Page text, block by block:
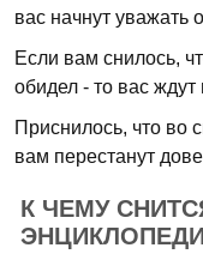
вас начнут
Если вам снилось,
обидел - то вас
Приснилось, что во
вам перестанут
К ЧЕМУ